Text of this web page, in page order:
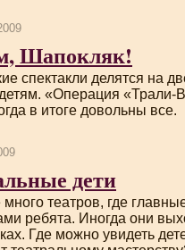
Шапокляк!
спектакли делятся на
«Операция «Трали-
в итоге довольны все.
дети
театров, где
ребята. Иногда они
Где можно увидеть